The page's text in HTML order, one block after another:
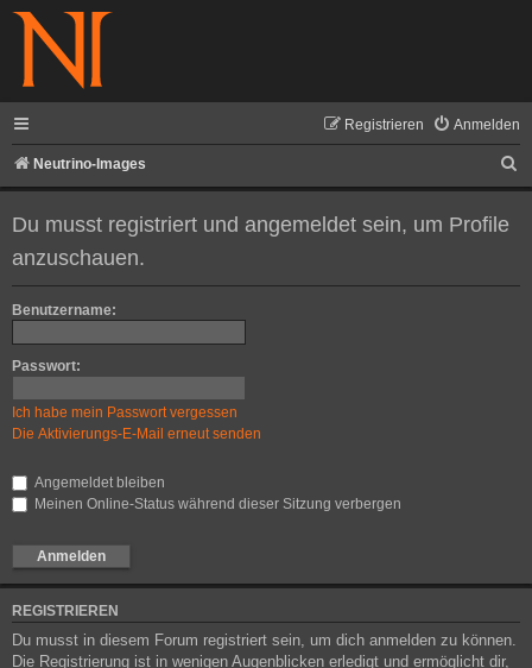
Anmelden
Registrieren
Neutrino-Images
u
e
Du musst registriert und angemeldet sein, um Profile
anzuschauen.
Benutzername:
Passwort:
Ich habe mein Passwort vergessen
Die Aktivierungs-E-Mail erneut senden
Angemeldet bleiben
Meinen Online-Status während dieser Sitzung verbergen
REGISTRIEREN
Du musst in diesem Forum registriert sein, um dich anmelden zu können.
Die Registrierung ist in wenigen Augenblicken erledigt und ermöglicht dir,